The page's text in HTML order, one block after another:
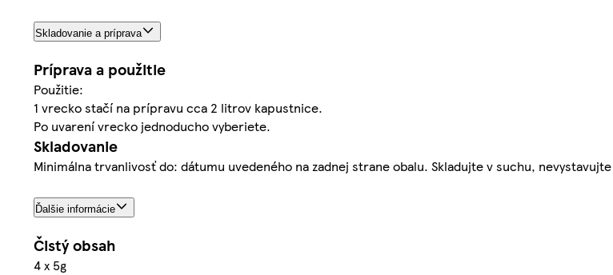
Skladovanie a príprava
Príprava a použitie
Použitie:
1 vrecko stačí na prípravu cca 2 litrov kapustnice.
Po uvarení vrecko jednoducho vyberiete.
Skladovanie
Minimálna trvanlivosť do: dátumu uvedeného na zadnej strane obalu. Skladujte v suchu,
Ďalšie informácie
Čistý obsah
4 x 5g